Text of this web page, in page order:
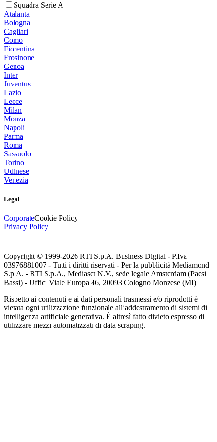
Squadra Serie A
Atalanta
Bologna
Cagliari
Como
Fiorentina
Frosinone
Genoa
Inter
Juventus
Lazio
Lecce
Milan
Monza
Napoli
Parma
Roma
Sassuolo
Torino
Udinese
Venezia
Legal
CorporateCookie Policy
Privacy Policy
Copyright © 1999-2026 RTI S.p.A. Business Digital - P.Iva
03976881007 - Tutti i diritti riservati - Per la pubblicità Mediamond
S.p.A. - RTI S.p.A., Mediaset N.V., sede legale Amsterdam (Paesi
Bassi) - Uffici Viale Europa 46, 20093 Cologno Monzese (MI)
Rispetto ai contenuti e ai dati personali trasmessi e/o riprodotti è
vietata ogni utilizzazione funzionale all’addestramento di sistemi di
intelligenza artificiale generativa. È altresì fatto divieto espresso di
utilizzare mezzi automatizzati di data scraping.